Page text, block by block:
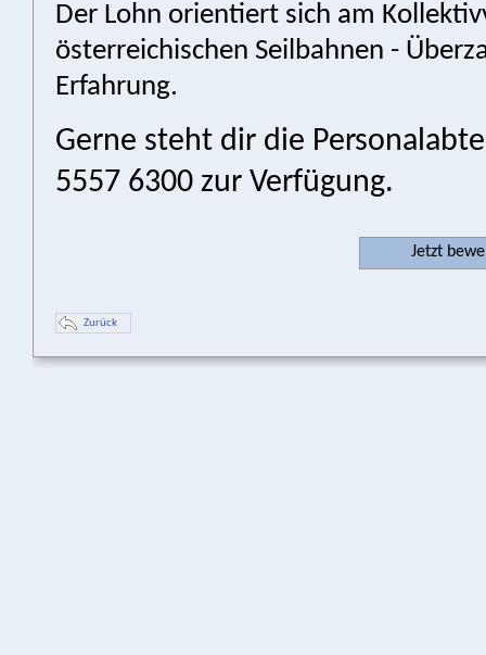
Der Lohn orientiert sich am
österreichischen Seilbahnen -
Erfahrung.
Gerne steht dir die
5557 6300 zur Verfügung.
Jetzt
Zurück